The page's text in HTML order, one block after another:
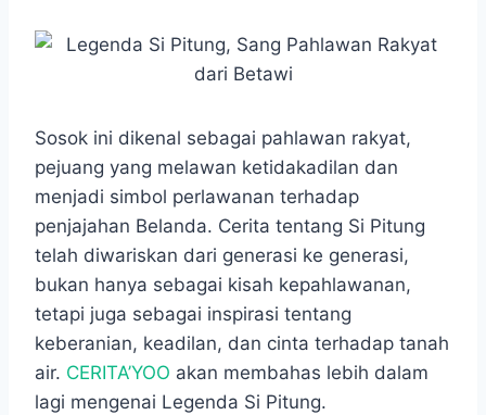
r
Sosok ini dikenal sebagai pahlawan rakyat,
pejuang yang melawan ketidakadilan dan
menjadi simbol perlawanan terhadap
penjajahan Belanda. Cerita tentang Si Pitung
telah diwariskan dari generasi ke generasi,
bukan hanya sebagai kisah kepahlawanan,
tetapi juga sebagai inspirasi tentang
keberanian, keadilan, dan cinta terhadap tanah
air. CERITA’YOO akan membahas lebih dalam
lagi mengenai Legenda Si Pitung.